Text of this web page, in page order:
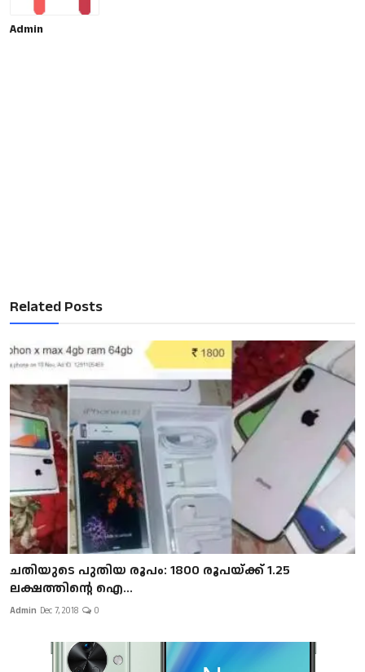
Admin
Related Posts
ചതിയുടെ പുതിയ രൂപം: 1800 രൂപയ്ക്ക് 1.25
ലക്ഷത്തിന്റെ ഐ...
Admin Dec 7, 2018 0